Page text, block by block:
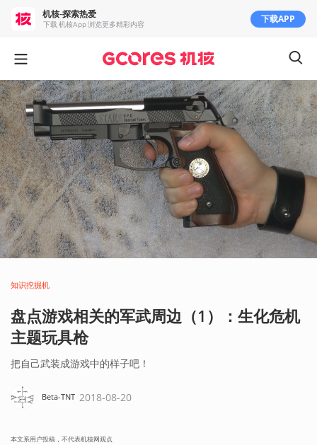
知识挖掘机
盘点游戏相关的军武周边（1）：生化危机
主题玩具枪
把自己武装成游戏中的样子吧！
Beta-TNT 2018-08-20
本文系用户投稿，不代表机核网观点
机核-探索热爱
下载 机核App 浏览更多精彩内容 下载APP